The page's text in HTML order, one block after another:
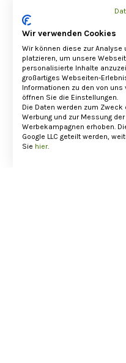
Bonbons
3,50€
Wir verwenden Cookies
Wir können diese zur Analyse
platzieren, um unsere
personalisierte Inhalte
großartiges Webseiten-
Informationen zu den von uns
öffnen Sie die Einstellungen.
Die Daten werden zum Zweck
Werbung und zur Messung
Werbekampagnen erhoben.
Google LLC geteilt werden,
Sie hier.